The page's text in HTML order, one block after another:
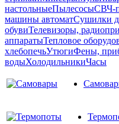
настольныеПылесосыСВЧ-
машины автоматСушилки
обувиТелевизоры,
аппаратыТепловое
хлебопечьУтюгиФены,
водыХолодильникиЧасы